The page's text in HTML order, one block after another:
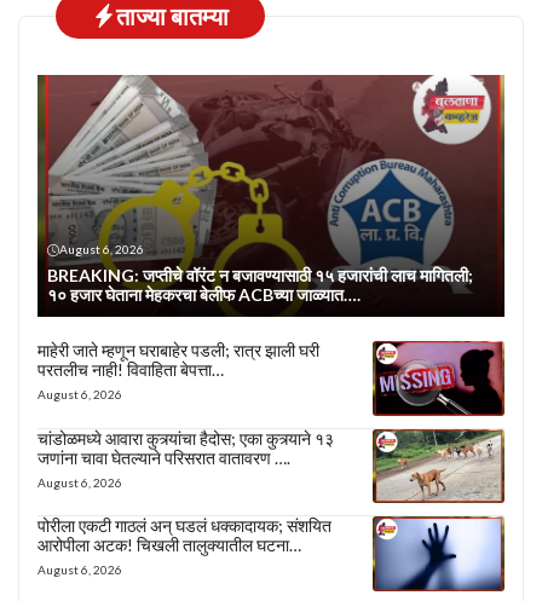
ताज्या बातम्या
August 6, 2026
BREAKING: जप्तीचे वॉरंट न बजावण्यासाठी १५ हजारांची लाच मागितली;
१० हजार घेताना मेहकरचा बेलीफ ACBच्या जाळ्यात….
माहेरी जाते म्हणून घराबाहेर पडली; रात्र झाली घरी
परतलीच नाही! विवाहिता बेपत्ता…
August 6, 2026
चांडोळमध्ये आवारा कुत्र्यांचा हैदोस; एका कुत्र्याने १३
जणांना चावा घेतल्याने परिसरात वातावरण ….
August 6, 2026
पोरीला एकटी गाठलं अन् घडलं धक्कादायक; संशयित
आरोपीला अटक! चिखली तालुक्यातील घटना…
August 6, 2026